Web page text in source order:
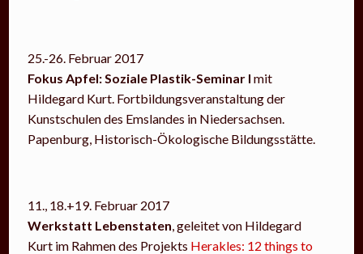
25.-26. Februar 2017
Fokus Apfel: Soziale Plastik-Seminar I mit
Hildegard Kurt. Fortbildungsveranstaltung der
Kunstschulen des Emslandes in Niedersachsen.
Papenburg, Historisch-Ökologische Bildungsstätte.
11., 18.+19. Februar 2017
Werkstatt Lebenstaten , geleitet von Hildegard
Kurt im Rahmen des Projekts Herakles: 12 things to